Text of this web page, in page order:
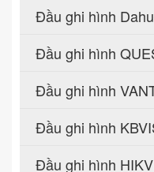
Đầu ghi hình
Đầu ghi hình
Đầu ghi hình
Đầu ghi hình
Đầu ghi hình